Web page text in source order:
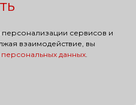
месяцев
₽
сервисов и
взаимодействие, вы
данных.